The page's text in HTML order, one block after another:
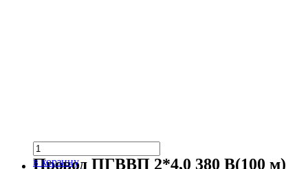
в корзину
Провод ПГВВП 2*4,0 380 В(100 м)